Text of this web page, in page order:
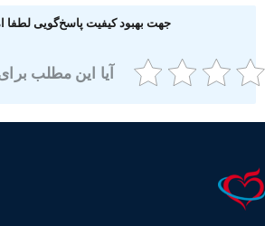
جهت بهبود کیفیت پاسخ‌گویی لطفا امتیاز
آیا این مطلب برای